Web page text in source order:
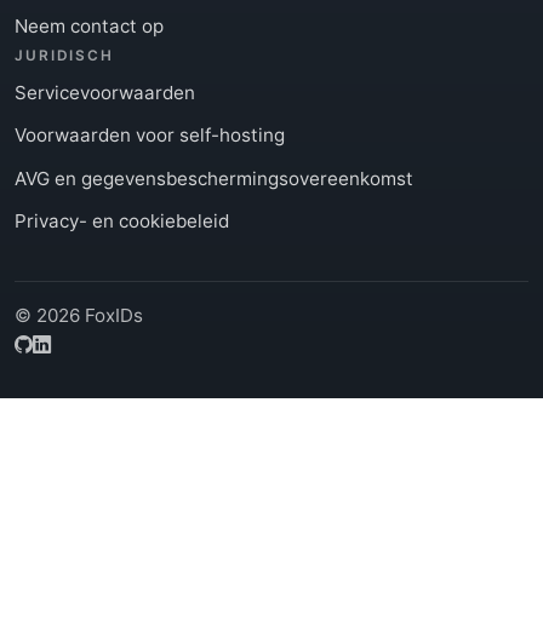
Neem contact op
JURIDISCH
Servicevoorwaarden
Voorwaarden voor self-hosting
AVG en gegevensbeschermingsovereenkomst
Privacy- en cookiebeleid
© 2026 FoxIDs
GitHub
LinkedIn